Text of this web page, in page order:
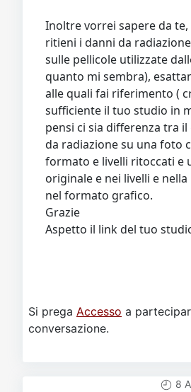
Inoltre vorrei sapere da te,
ritieni i danni da
sulle pellicole utilizzate
quanto mi sembra),
alle quali fai riferimento (
sufficiente il tuo studio in
pensi ci sia differenza tra
da radiazione su una foto
formato e livelli ritoccati e
originale e nei livelli e
nel formato grafico.
Grazie
Aspetto il link del tuo
Si prega Accesso a
conversazione.
8